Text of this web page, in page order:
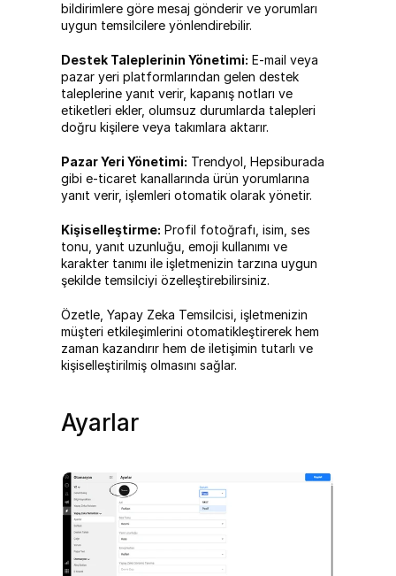
bildirimlere göre mesaj gönderir ve yorumları
uygun temsilcilere yönlendirebilir.
Destek Taleplerinin Yönetimi: E-mail veya
pazar yeri platformlarından gelen destek
taleplerine yanıt verir, kapanış notları ve
etiketleri ekler, olumsuz durumlarda talepleri
doğru kişilere veya takımlara aktarır.
Pazar Yeri Yönetimi: Trendyol, Hepsiburada
gibi e-ticaret kanallarında ürün yorumlarına
yanıt verir, işlemleri otomatik olarak yönetir.
Kişiselleştirme: Profil fotoğrafı, isim, ses
tonu, yanıt uzunluğu, emoji kullanımı ve
karakter tanımı ile işletmenizin tarzına uygun
şekilde temsilciyi özelleştirebilirsiniz.
Özetle, Yapay Zeka Temsilcisi, işletmenizin
müşteri etkileşimlerini otomatikleştirerek hem
zaman kazandırır hem de iletişimin tutarlı ve
kişiselleştirilmiş olmasını sağlar.
Ayarlar